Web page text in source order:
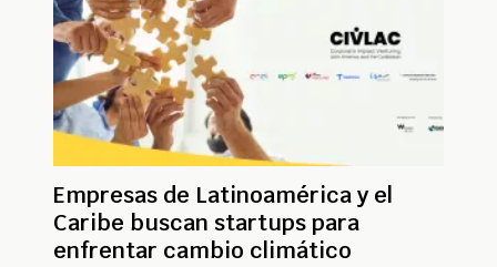
Empresas de Latinoamérica y el
Caribe buscan startups para
enfrentar cambio climático